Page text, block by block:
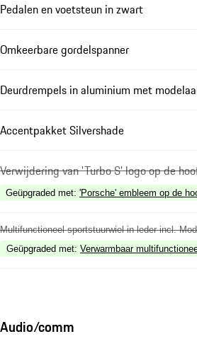
Pedalen en voetsteun in zwart
Omkeerbare gordelspanner
Deurdrempels in aluminium met
Accentpakket Silvershade
Verwijdering van 'Turbo S' logo op de
Geüpgraded met: 'Porsche' embleem op de
Multifunctioneel sportstuurwiel in leder incl.
Geüpgraded met: Verwarmbaar
Audio/comm